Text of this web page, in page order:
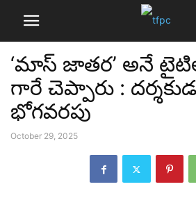
‘మాస్ జాతర’ అనే
గారే చెప్పారు :
భోగవరపు
October 29, 2025